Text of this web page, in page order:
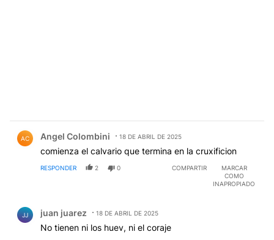
AC Angel Colombini 18 DE ABRIL DE 2025
comienza el calvario que termina en la cruxificion
RESPONDER 2 0 COMPARTIR
MARCAR
COMO
INAPROPIADO
JJ juan juarez 18 DE ABRIL DE 2025
No tienen ni los huev, ni el coraje